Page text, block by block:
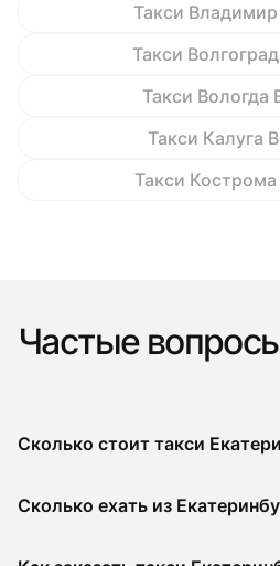
Такси
Такси
Такси Вологда
Такси Калуга
Такси
Частые
Сколько стоит такси
Сколько ехать из